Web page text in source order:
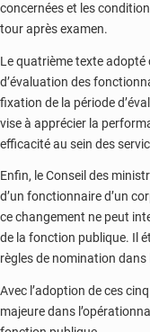
concernées et les
tour après examen.
Le quatrième texte
d’évaluation des
fixation de la période
vise à apprécier la
efficacité au sein des
Enfin, le Conseil des
d’un fonctionnaire d’un
ce changement ne peut
de la fonction publique. Il
règles de nomination
Avec l’adoption de ces
majeure dans